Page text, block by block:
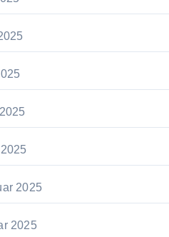
2025
2025